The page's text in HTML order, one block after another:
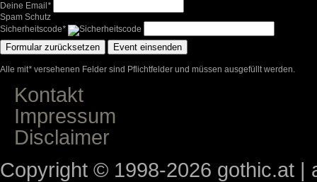
Deine Email *
Spam Schutz
Sicherheitscode*
Alle mit* versehenen Felder sind Pflichtfelder und müssen ausgefüllt werden.
Kontakt
Impressum
Disclaimer
Copyright © 1998-2026 gothic.at |